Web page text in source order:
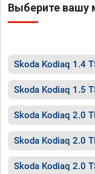
Выберите вашу
Skoda Kodiaq 1.4
Skoda Kodiaq 1.5
Skoda Kodiaq 2.0
Skoda Kodiaq 2.0
Skoda Kodiaq 2.0